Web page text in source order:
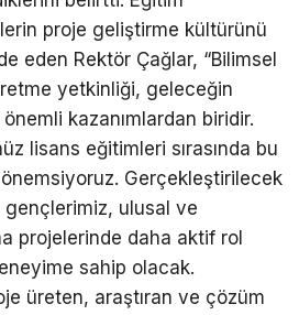
proje geliştirme kültürünü
eden Rektör Çağlar, “Bilimsel
yetkinliği, geleceğin
kazanımlardan biridir.
lisans eğitimleri sırasında bu
Gerçekleştirilecek
ulusal ve
projelerinde daha aktif rol
sahip olacak.
üreten, araştıran ve çözüm